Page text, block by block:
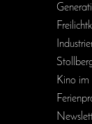
Kino im